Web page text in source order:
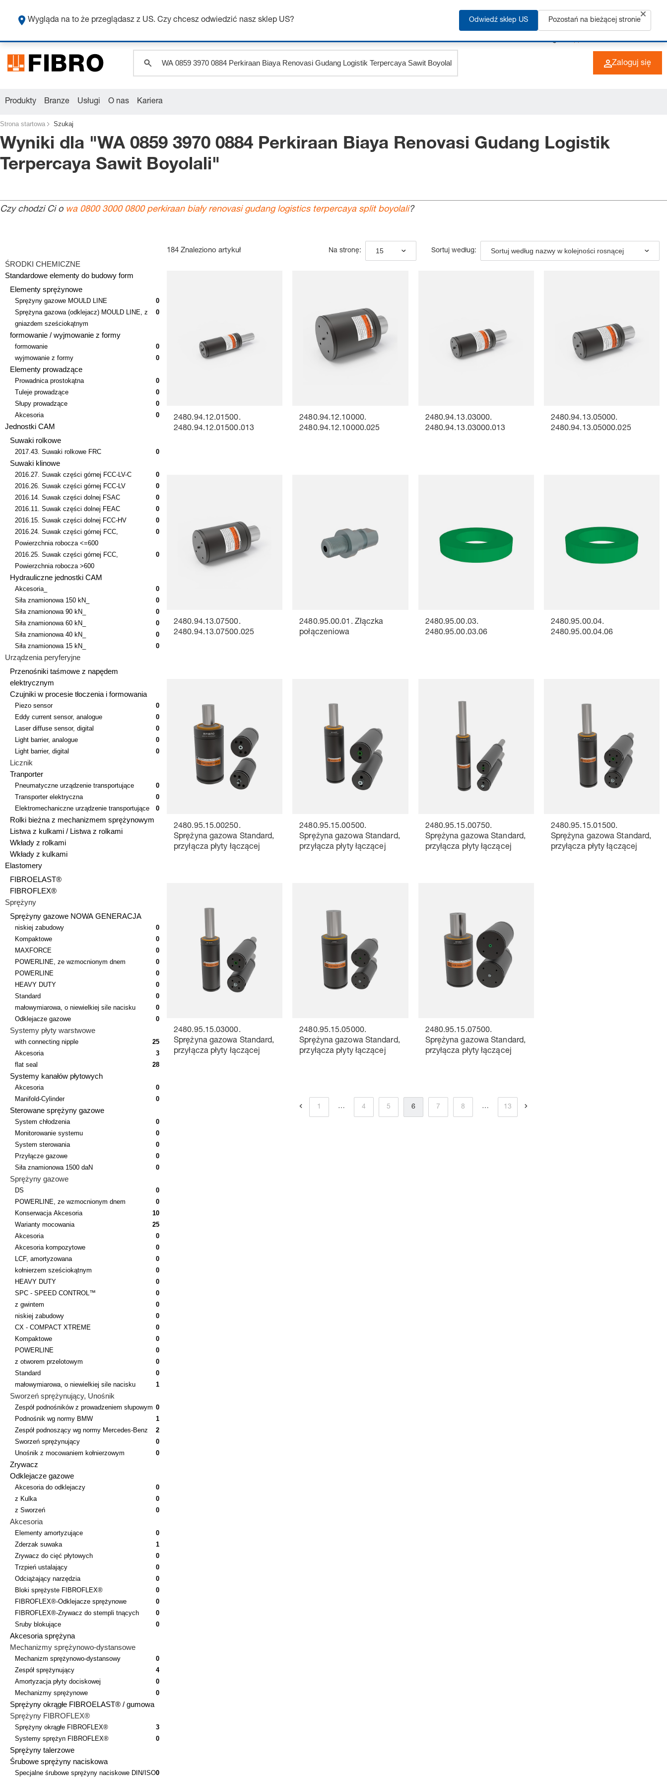
+49 (0) 6266 73-0 PL
Zaloguj się
Produkty Branze Usługi O nas Kariera
Strona startowa Szukaj
Wyniki dla "WA 0859 3970 0884 Perkiraan Biaya Renovasi Gudang Logistik
Terpercaya Sawit Boyolali"
Czy chodzi Ci o wa 0800 3000 0800 perkiraan biały renovasi gudang logistics terpercaya split boyolali?
ŚRODKI CHEMICZNE
Standardowe elementy do budowy form
Elementy sprężynowe
Sprężyny gazowe MOULD LINE
0
Sprężyna gazowa (odklejacz) MOULD LINE, z
gniazdem sześciokątnym
0
formowanie / wyjmowanie z formy
formowanie
0
wyjmowanie z formy
0
Elementy prowadzące
Prowadnica prostokątna
0
Tuleje prowadzące
0
Słupy prowadzące
0
Akcesoria
0
Jednostki CAM
Suwaki rolkowe
2017.43. Suwaki rolkowe FRC 0
Suwaki klinowe
2016.27. Suwak części górnej FCC-LV-C
0
2016.26. Suwak części górnej FCC-LV
0
2016.14. Suwak części dolnej FSAC
0
2016.11. Suwak części dolnej FEAC
0
2016.15. Suwak części dolnej FCC-HV
0
2016.24. Suwak części górnej FCC,
Powierzchnia robocza <=600
0
2016.25. Suwak części górnej FCC,
Powierzchnia robocza >600
0
Hydrauliczne jednostki CAM
Akcesoria_
0
Siła znamionowa 150 kN_
0
Siła znamionowa 90 kN_
0
Siła znamionowa 60 kN_
0
Siła znamionowa 40 kN_
0
Siła znamionowa 15 kN_
0
Urządzenia peryferyjne
Przenośniki taśmowe z napędem
elektrycznym
Czujniki w procesie tłoczenia i formowania
Piezo sensor
0
Eddy current sensor, analogue
0
Laser diffuse sensor, digital
0
Light barrier, analogue
0
Light barrier, digital
0
Licznik
Tranporter
Pneumatyczne urządzenie transportujące
0
Transporter elektryczna
0
Elektromechaniczne urządzenie transportujące
0
Rolki bieżna z mechanizmem sprężynowym
Listwa z kulkami / Listwa z rolkami
Wkłady z rolkami
Wkłady z kulkami
Elastomery
FIBROELAST®
FIBROFLEX®
Sprężyny
Sprężyny gazowe NOWA GENERACJA
niskiej zabudowy
0
Kompaktowe
0
MAXFORCE
0
POWERLINE, ze wzmocnionym dnem
0
POWERLINE
0
HEAVY DUTY
0
Standard
0
małowymiarowa, o niewielkiej sile nacisku
0
Odklejacze gazowe
0
Systemy płyty warstwowe
with connecting nipple
25
Akcesoria
3
flat seal
28
Systemy kanałów płytowych
Akcesoria
0
Manifold-Cylinder
0
Sterowane sprężyny gazowe
System chłodzenia
0
Monitorowanie systemu
0
System sterowania
0
Przyłącze gazowe
0
Siła znamionowa 1500 daN
0
Sprężyny gazowe
DS
0
POWERLINE, ze wzmocnionym dnem
0
Konserwacja Akcesoria
10
Warianty mocowania
25
Akcesoria
0
Akcesoria kompozytowe
0
LCF, amortyzowana
0
kołnierzem sześciokątnym
0
HEAVY DUTY
0
SPC - SPEED CONTROL™
0
z gwintem
0
niskiej zabudowy
0
CX - COMPACT XTREME
0
Kompaktowe
0
POWERLINE
0
z otworem przelotowym
0
Standard
0
małowymiarowa, o niewielkiej sile nacisku
1
Sworzeń sprężynujący, Unośnik
Zespół podnośników z prowadzeniem słupowym 0
Podnośnik wg normy BMW
1
Zespół podnoszący wg normy Mercedes-Benz
2
Sworzeń sprężynujący
0
Unośnik z mocowaniem kołnierzowym
0
Zrywacz
Odklejacze gazowe
Akcesoria do odklejaczy
0
z Kulka
0
z Sworzeń
0
Akcesoria
Elementy amortyzujące
0
Zderzak suwaka
1
Zrywacz do cięć płytowych
0
Trzpień ustalający
0
Odciążający narzędzia
0
Bloki sprężyste FIBROFLEX®
0
FIBROFLEX®-Odklejacze sprężynowe
0
FIBROFLEX®-Zrywacz do stempli tnących
0
Sruby blokujące
0
Akcesoria sprężyna
Mechanizmy sprężynowo-dystansowe
Mechanizm sprężynowo-dystansowy
0
Zespół sprężynujący
4
Amortyzacja płyty dociskowej
0
Mechanizmy sprężynowe
0
Sprężyny okrągłe FIBROELAST® / gumowa
Sprężyny FIBROFLEX®
Sprężyny okrągłe FIBROFLEX®
3
Systemy sprężyn FIBROFLEX®
0
Sprężyny talerzowe
Śrubowe sprężyny naciskowa
Specjalne śrubowe sprężyny naciskowe DIN/ISO0
184 Znaleziono artykuł Na stronę: 15 Sortuj według: Sortuj według nazwy w kolejności rosnącej
2480.94.12.01500.
2480.94.12.01500.013
2480.94.12.10000.
2480.94.12.10000.025
2480.94.13.03000.
2480.94.13.03000.013
2480.94.13.05000.
2480.94.13.05000.025
2480.94.13.07500.
2480.94.13.07500.025
2480.95.00.01. Złączka
połączeniowa
2480.95.00.03.
2480.95.00.03.06
2480.95.00.04.
2480.95.00.04.06
2480.95.15.00250.
Sprężyna gazowa Standard,
przyłącza płyty łączącej
2480.95.15.00500.
Sprężyna gazowa Standard,
przyłącza płyty łączącej
2480.95.15.00750.
Sprężyna gazowa Standard,
przyłącza płyty łączącej
2480.95.15.01500.
Sprężyna gazowa Standard,
przyłącza płyty łączącej
2480.95.15.03000.
Sprężyna gazowa Standard,
przyłącza płyty łączącej
2480.95.15.05000.
Sprężyna gazowa Standard,
przyłącza płyty łączącej
2480.95.15.07500.
Sprężyna gazowa Standard,
przyłącza płyty łączącej
1 … 4 5 6 7 8 … 13
Wygląda na to że przeglądasz z US. Czy chcesz odwiedzić nasz sklep US? Odwiedź sklep US Pozostań na bieżącej stronie